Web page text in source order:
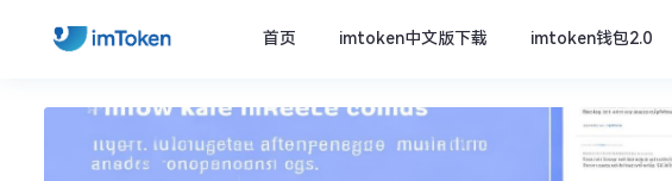
首页 imtoken中文版下载 imtoken钱包2.0